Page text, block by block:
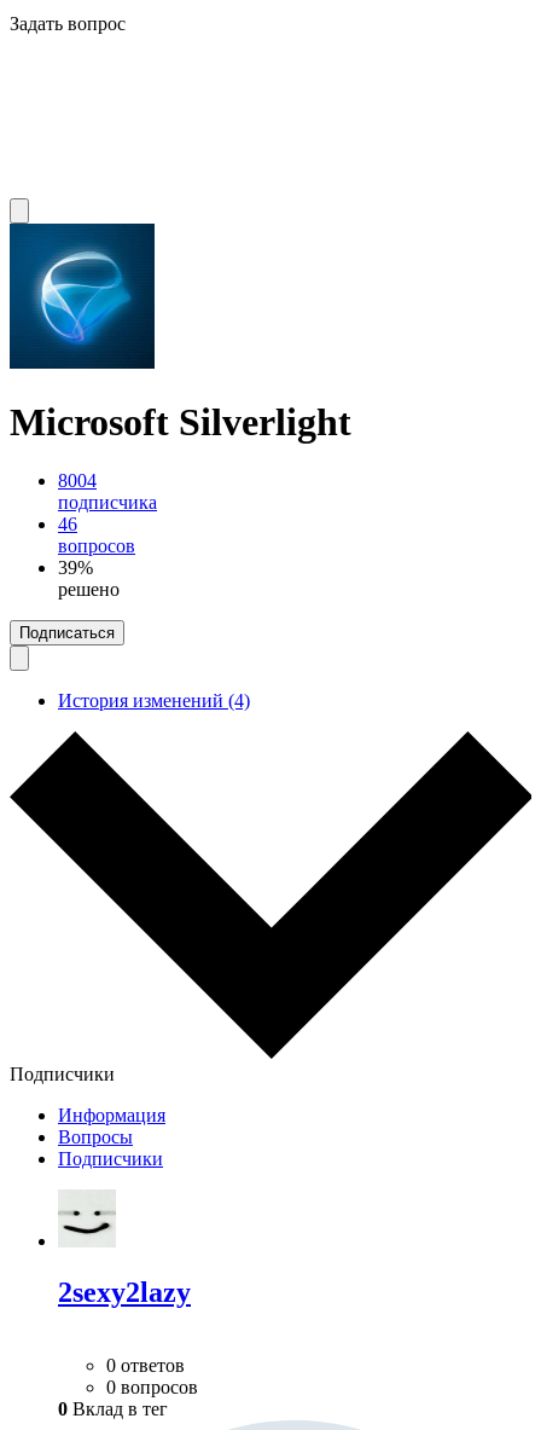
Задать вопрос
Microsoft Silverlight
8004
подписчика
46
вопросов
39%
решено
Подписаться
История изменений (4)
Подписчики
Информация
Вопросы
Подписчики
2sexy2lazy
0 ответов
0 вопросов
0 Вклад в тег